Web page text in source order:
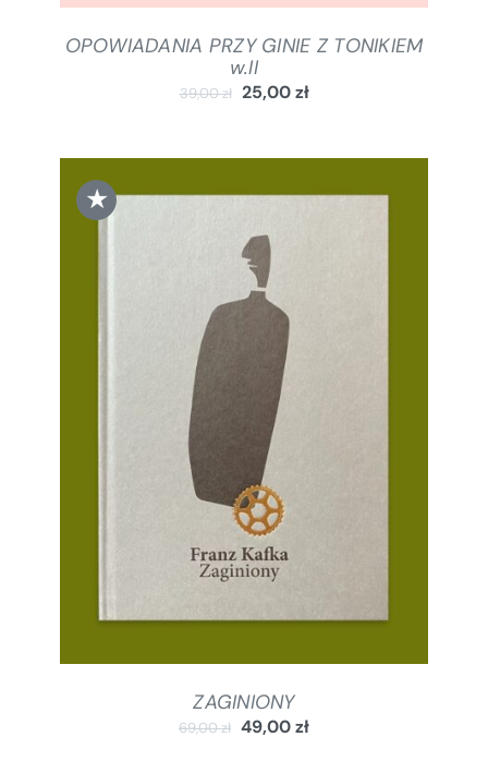
OPOWIADANIA PRZY GINIE Z TONIKIEM
w.II
39,00zł 25,00zł
★
DODAJ DO KOSZYKA
ZAGINIONY
69,00zł 49,00zł